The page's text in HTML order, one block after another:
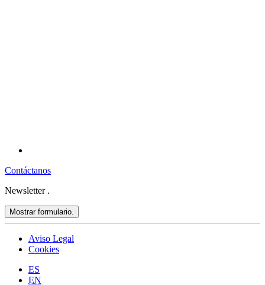
Contáctanos
Newsletter .
Mostrar formulario.
Aviso Legal
Cookies
ES
EN